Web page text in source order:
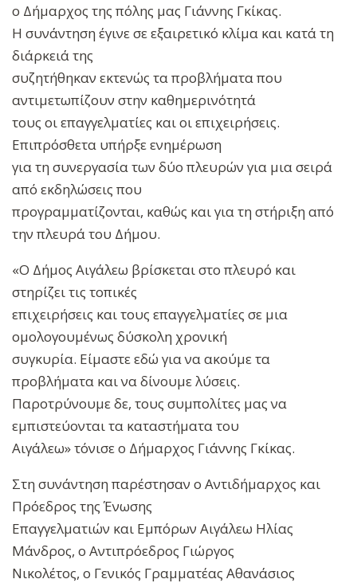
ο Δήμαρχος της πόλης μας Γιάννης Γκίκας.
Η συνάντηση έγινε σε εξαιρετικό κλίμα και κατά τη
διάρκειά της
συζητήθηκαν εκτενώς τα προβλήματα που
αντιμετωπίζουν στην καθημερινότητά
τους οι επαγγελματίες και οι επιχειρήσεις.
Επιπρόσθετα υπήρξε ενημέρωση
για τη συνεργασία των δύο πλευρών για μια σειρά
από εκδηλώσεις που
προγραμματίζονται, καθώς και για τη στήριξη από
την πλευρά του Δήμου.
«Ο Δήμος Αιγάλεω βρίσκεται στο πλευρό και
στηρίζει τις τοπικές
επιχειρήσεις και τους επαγγελματίες σε μια
ομολογουμένως δύσκολη χρονική
συγκυρία. Είμαστε εδώ για να ακούμε τα
προβλήματα και να δίνουμε λύσεις.
Παροτρύνουμε δε, τους συμπολίτες μας να
εμπιστεύονται τα καταστήματα του
Αιγάλεω» τόνισε ο Δήμαρχος Γιάννης Γκίκας.
Στη συνάντηση παρέστησαν ο Αντιδήμαρχος και
Πρόεδρος της Ένωσης
Επαγγελματιών και Εμπόρων Αιγάλεω Ηλίας
Μάνδρος, ο Αντιπρόεδρος Γιώργος
Νικολέτος, ο Γενικός Γραμματέας Αθανάσιος